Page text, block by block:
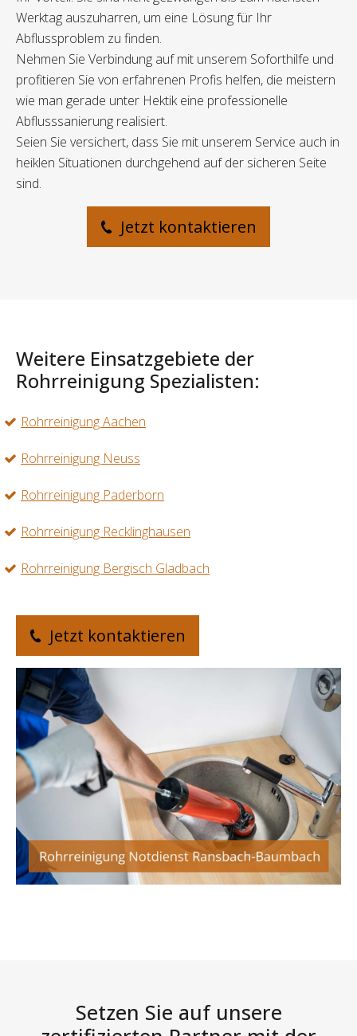
Werktag auszuharren, um eine Lösung für Ihr
Abflussproblem zu finden.
Nehmen Sie Verbindung auf mit unserem Soforthilfe und
profitieren Sie von erfahrenen Profis helfen, die meistern
wie man gerade unter Hektik eine professionelle
Abflusssanierung realisiert.
Seien Sie versichert, dass Sie mit unserem Service auch in
heiklen Situationen durchgehend auf der sicheren Seite
sind.
Jetzt kontaktieren
Weitere Einsatzgebiete der
Rohrreinigung Spezialisten:
Rohrreinigung Aachen
Rohrreinigung Neuss
Rohrreinigung Paderborn
Rohrreinigung Recklinghausen
Rohrreinigung Bergisch Gladbach
Jetzt kontaktieren
Setzen Sie auf unsere